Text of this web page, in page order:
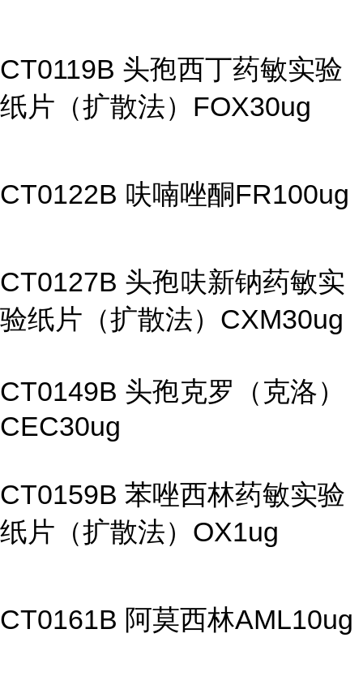
CT0119B 头孢西丁药敏实验
纸片（扩散法）FOX30ug
CT0122B 呋喃唑酮FR100ug
CT0127B 头孢呋新钠药敏实
验纸片（扩散法）CXM30ug
CT0149B 头孢克罗（克洛）
CEC30ug
CT0159B 苯唑西林药敏实验
纸片（扩散法）OX1ug
CT0161B 阿莫西林AML10ug